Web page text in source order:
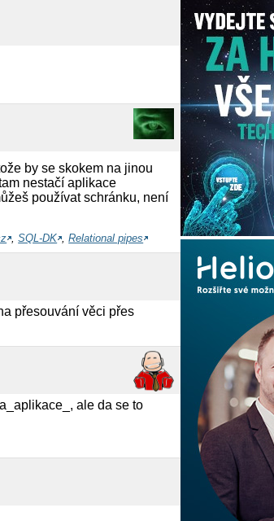
by se skokem na jinou
nestačí aplikace
používat schránku, není
,SQL-DK ,Relational pipes
přesouvání věci přes
ale da se to